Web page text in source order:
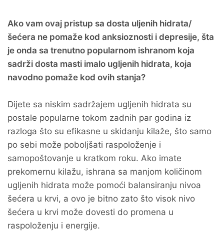
Ako vam ovaj pristup sa dosta uljenih hidrata/
šećera ne pomaže kod anksioznosti i depresije, šta
je onda sa trenutno popularnom ishranom koja
sadrži dosta masti imalo ugljenih hidrata, koja
navodno pomaže kod ovih stanja?
Dijete sa niskim sadržajem ugljenih hidrata su
postale popularne tokom zadnih par godina iz
razloga što su efikasne u skidanju kilaže, što samo
po sebi može poboljšati raspoloženje i
samopoštovanje u kratkom roku. Ako imate
prekomernu kilažu, ishrana sa manjom količinom
ugljenih hidrata može pomoći balansiranju nivoa
šećera u krvi, a ovo je bitno zato što visok nivo
šećera u krvi može dovesti do promena u
raspoloženju i energije.